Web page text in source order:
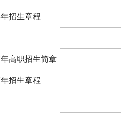
招生章程
高职招生简章
招生章程